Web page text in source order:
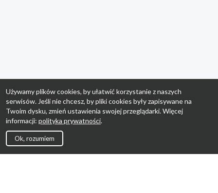
Używamy plików cookies, by ułatwić korzystanie z naszych
serwisów. Jeśli nie chcesz, by pliki cookies były zapisywane na
Twoim dysku, zmień ustawienia swojej przeglądarki. Więcej
informacji: polityka prywatności.
Ok, rozumiem